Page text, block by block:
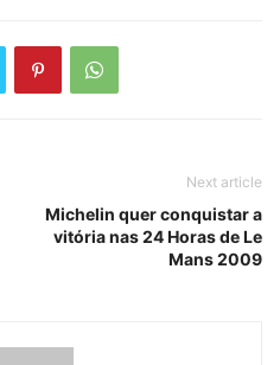
Next article
Michelin quer conquistar a
vitória nas 24 Horas de Le
Mans 2009